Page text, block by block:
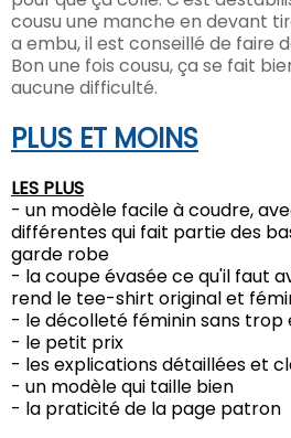
cousu une manche en devant
a embu, il est conseillé de faire
Bon une fois cousu, ça se fait
aucune difficulté.
PLUS ET MOINS
LES PLUS
- un modèle facile à coudre,
différentes qui fait partie des
garde robe
- la coupe évasée ce qu'il faut
rend le tee-shirt original et
- le décolleté féminin sans
- le petit prix
- les explications détaillées et
- un modèle qui taille bien
- la praticité de la page patron